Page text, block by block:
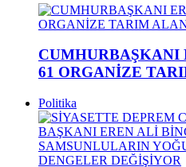
CUMHURBAŞKANI
61 ORGANİZE
Politika